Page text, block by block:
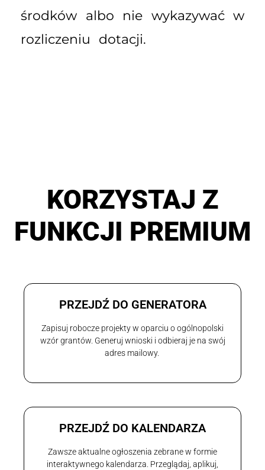
środków albo nie wykazywać w
rozliczeniu dotacji.
KORZYSTAJ Z
FUNKCJI PREMIUM
PRZEJDŹ DO GENERATORA
Zapisuj robocze projekty w oparciu o ogólnopolski
wzór grantów. Generuj wnioski i odbieraj je na swój
adres mailowy.
PRZEJDŹ DO KALENDARZA
Zawsze aktualne ogłoszenia zebrane w formie
interaktywnego kalendarza. Przeglądaj, aplikuj,